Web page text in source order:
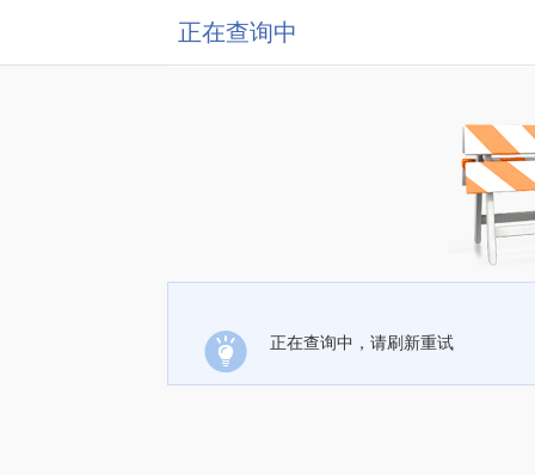
正在查询中
正在查询中，请刷新重试